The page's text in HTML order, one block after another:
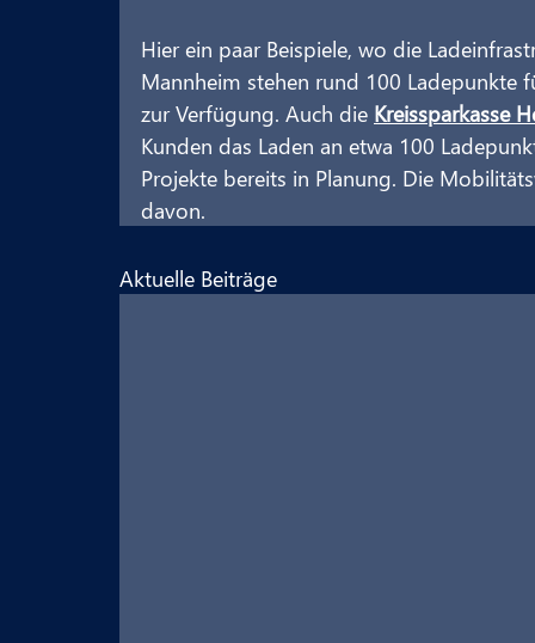
Hier ein paar Beispiele, wo die
Mannheim stehen rund 100 Ladepunkte
zur Verfügung. Auch die Kreissparkasse
Kunden das Laden an etwa 100
Projekte bereits in Planung. Die
davon.
Aktuelle Beiträge